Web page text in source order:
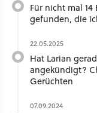
Für nicht mal
gefunden, die
22.05.2025
Hat Larian
angekündigt?
Gerüchten
07.09.2024